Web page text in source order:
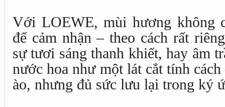
Với LOEWE, mùi hương không
để cảm nhận – theo cách rất
sự tươi sáng thanh khiết, hay âm
nước hoa như một lát cắt tính
ào, nhưng đủ sức lưu lại trong ký